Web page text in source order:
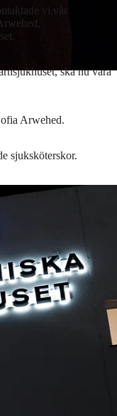
vi vår
ska nu vara
Arwehed.
sjuksköterskor.